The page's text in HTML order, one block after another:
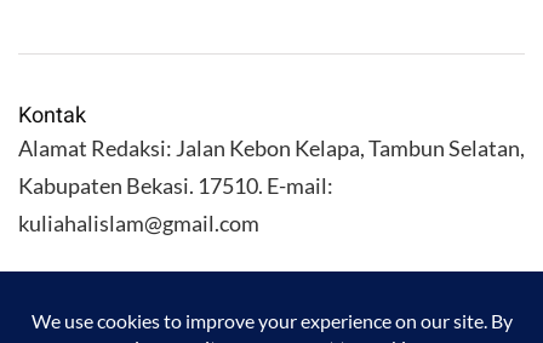
Kontak
Alamat Redaksi: Jalan Kebon Kelapa, Tambun Selatan,
Kabupaten Bekasi. 17510. E-mail:
kuliahalislam@gmail.com